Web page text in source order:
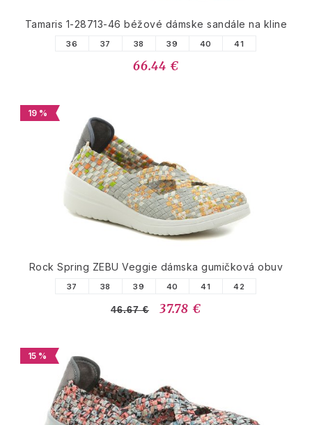
Tamaris 1-28713-46 béžové dámske sandále na kline
36 37 38 39 40 41
66.44 €
19 %
Rock Spring ZEBU Veggie dámska gumičková obuv
37 38 39 40 41 42
46.67 € 37.78 €
15 %